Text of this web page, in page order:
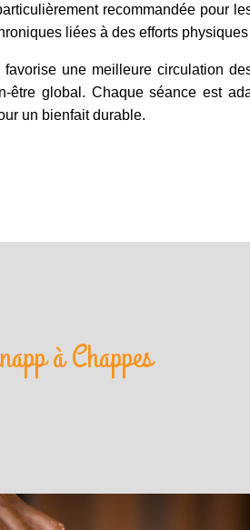
recommandée pour
liées à des efforts
favorise une meilleure circulation
être global. Chaque séance est
un bienfait durable.
à Chappes